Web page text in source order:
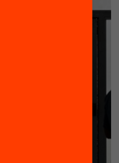
i la construcció de
Tanmateix, […]